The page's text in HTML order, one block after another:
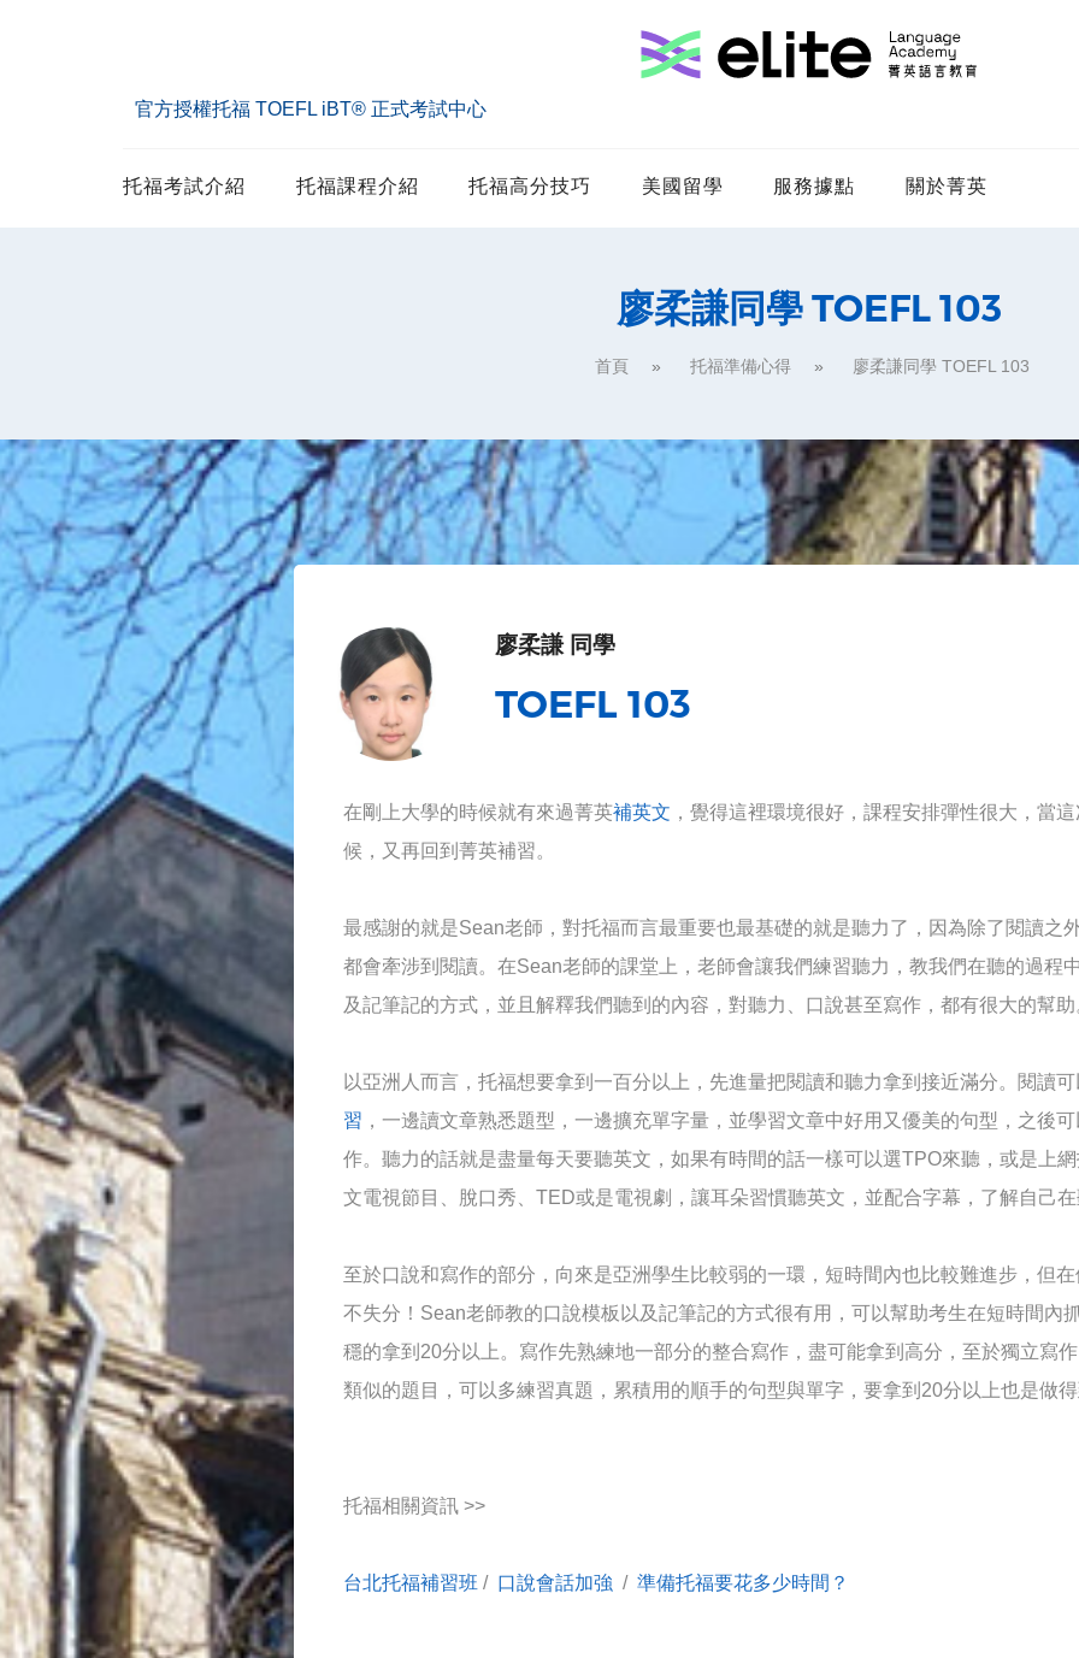
官方授權托福 TOEFL iBT® 正式考試中心
托福考試介紹 托福課程介紹 托福高分技巧 美國留學 服務據點 關於菁英
廖柔謙同學 TOEFL 103
首頁 托福準備心得 廖柔謙同學 TOEFL 103
廖柔謙 同學
TOEFL 103
在剛上大學的時候就有來過菁英補英文 ，覺得這裡環境很好，課程安排彈性很大，當
候，又再回到菁英補習。
最感謝的就是Sean老師，對托福而言最重要也最基礎的就是聽力了，因為除了閱讀之
都會牽涉到閱讀。在Sean老師的課堂上，老師會讓我們練習聽力，教我們在聽的過程
及記筆記的方式，並且解釋我們聽到的內容，對聽力、口說甚至寫作，都有很大的幫助
以亞洲人而言，托福想要拿到一百分以上，先進量把閱讀和聽力拿到接近滿分。閱讀
習 ，一邊讀文章熟悉題型，一邊擴充單字量，並學習文章中好用又優美的句型，之後
作。聽力的話就是盡量每天要聽英文，如果有時間的話一樣可以選TPO來聽，或是上
文電視節目、脫口秀、TED或是電視劇，讓耳朵習慣聽英文，並配合字幕，了解自己
至於口說和寫作的部分，向來是亞洲學生比較弱的一環，短時間內也比較難進步，但
不失分！Sean老師教的口說模板以及記筆記的方式很有用，可以幫助考生在短時間內
穩的拿到20分以上。寫作先熟練地一部分的整合寫作，盡可能拿到高分，至於獨立寫
類似的題目，可以多練習真題，累積用的順手的句型與單字，要拿到20分以上也是做
托福相關資訊 >>
台北托福補習班 / 口說會話加強 / 準備托福要花多少時間？